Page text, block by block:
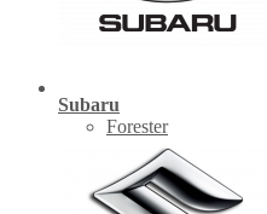
Subaru
Forester